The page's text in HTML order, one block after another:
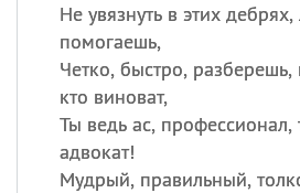
Не увязнуть в этих
помогаешь,
Четко, быстро, разберешь,
кто виноват,
Ты ведь ас,
адвокат!
Мудрый, правильный,